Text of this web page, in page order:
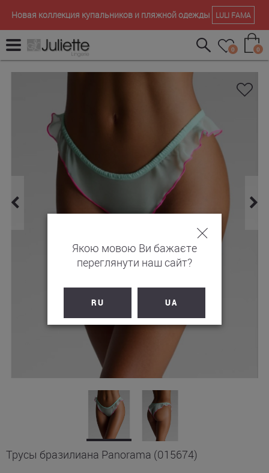
Новая коллекция купальников и пляжной одежды LULI FAMA
0 0
Трусы бразилиана Panorama (015674)
Якою мовою Ви бажаєте
переглянути наш сайт?
RU UA